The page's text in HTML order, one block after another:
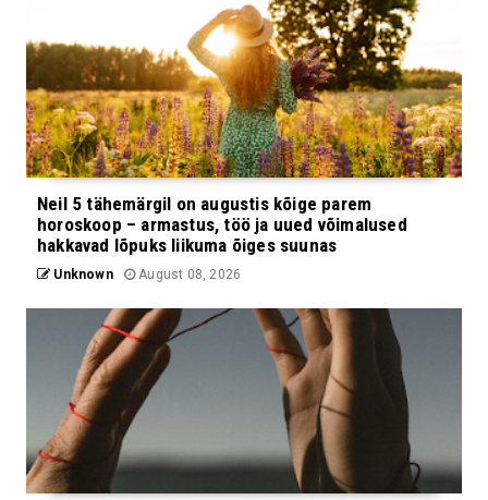
Neil 5 tähemärgil on augustis kõige parem
horoskoop – armastus, töö ja uued võimalused
hakkavad lõpuks liikuma õiges suunas
Unknown August 08, 2026